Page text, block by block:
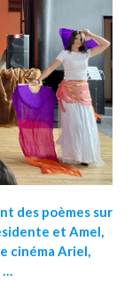
des poèmes sur
et Amel,
cinéma Ariel,
…